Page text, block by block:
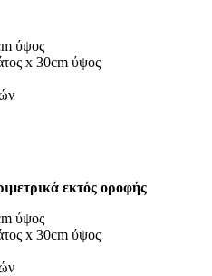
ύψος
x 30cm ύψος
εκτός οροφής
ύψος
x 30cm ύψος